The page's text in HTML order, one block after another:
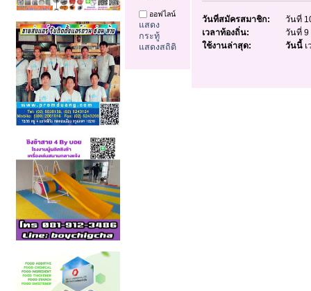
ออฟไลน์
แสดง
กระทู้
แสดงสถิติ
วันที่สมัครสมาชิก:
วันที่
เวลาท้องถิ่น:
วันที่ 9
ใช้งานล่าสุด:
วันนี้เ